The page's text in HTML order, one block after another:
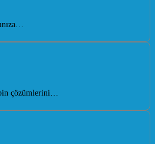
çözümlerini…